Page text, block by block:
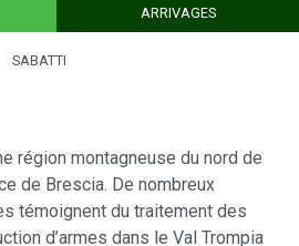
ARRIVAGES
SABATTI
région montagneuse du nord de
de Brescia. De nombreux
témoignent du traitement des
d’armes dans le Val Trompia